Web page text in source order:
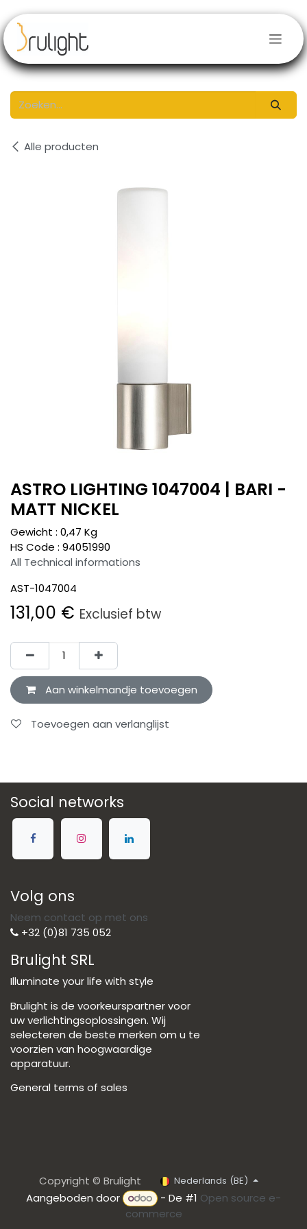
Alle producten
ASTRO LIGHTING 1047004 | BARI -
MATT NICKEL
Gewicht : 0,47 Kg
HS Code : 94051990
All Technical informations
AST-1047004
131,00 € Exclusief btw
Aan winkelmandje toevoegen
Toevoegen aan verlanglijst
Social networks
Volg ons
Neem contact op met ons
+32 (0)81 735 052
Brulight SRL
Illuminate your life with style
Brulight is de voorkeurspartner voor
uw verlichtingsoplossingen. Wij
selecteren de beste merken om u te
voorzien van hoogwaardige
apparatuur.
General terms of sales
Copyright © Brulight Nederlands (BE)
Aangeboden door - De #1 Open source e-
commerce